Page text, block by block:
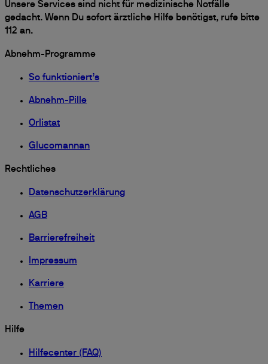
Unsere Services sind nicht für medizinische Notfälle
gedacht. Wenn Du sofort ärztliche Hilfe benötigst, rufe bitte
112 an.
Abnehm-Programme
So funktioniert’s
Abnehm-Pille
Orlistat
Glucomannan
Rechtliches
Datenschutzerklärung
AGB
Barrierefreiheit
Impressum
Karriere
Themen
Hilfe
Hilfecenter (FAQ)